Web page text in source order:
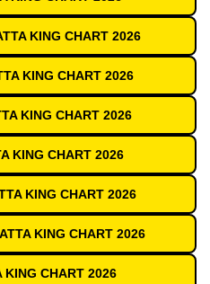
KING CHART 2026
KING CHART 2026
KING CHART 2026
KING CHART 2026
KING CHART 2026
KING CHART 2026
KING CHART 2026